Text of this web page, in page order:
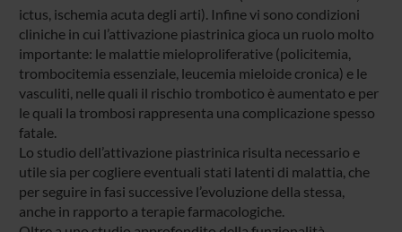
ictus, ischemia acuta degli arti). Infine vi sono condizioni
cliniche in cui l’attivazione piastrinica gioca un ruolo molto
importante: le malattie mieloproliferative (policitemia,
trombocitemia essenziale, leucemia mieloide cronica) e le
vasculiti, nelle quali il rischio trombotico è aumentato e per
le quali la trombosi rappresenta una complicazione spesso
fatale.
Lo studio dell’attivazione piastrinica risulta necessario e
utile sia per cogliere eventuali stati latenti di malattia, che
per seguire in fasi successive l’evoluzione della stessa,
anche in rapporto a terapie farmacologiche.